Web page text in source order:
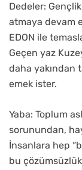
Dedeler:
atmaya devam
EDON ile
Geçen yaz
daha yakından
emek ister.
Yaba: Toplum
sorunundan,
İnsanlara hep
bu çözümsüzlük